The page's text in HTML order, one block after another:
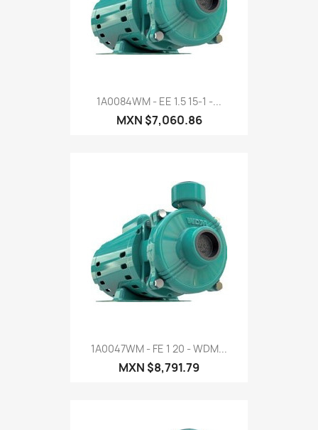
1A0084WM - EE 1.5 15-1 -...
MXN $7,060.86
1A0047WM - FE 1 20 - WDM...
MXN $8,791.79